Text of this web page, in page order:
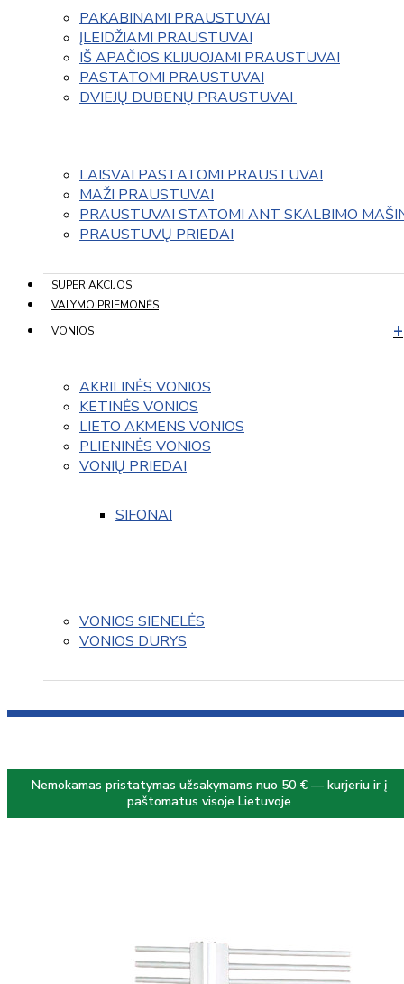
PAKABINAMI PRAUSTUVAI
ĮLEIDŽIAMI PRAUSTUVAI
IŠ APAČIOS KLIJUOJAMI PRAUSTUVAI
PASTATOMI PRAUSTUVAI
DVIEJŲ DUBENŲ PRAUSTUVAI
LAISVAI PASTATOMI PRAUSTUVAI
MAŽI PRAUSTUVAI
PRAUSTUVAI STATOMI ANT SKALBIMO
PRAUSTUVŲ PRIEDAI
SUPER AKCIJOS
VALYMO PRIEMONĖS
VONIOS
AKRILINĖS VONIOS
KETINĖS VONIOS
LIETO AKMENS VONIOS
PLIENINĖS VONIOS
VONIŲ PRIEDAI
SIFONAI
VONIOS SIENELĖS
VONIOS DURYS
Nemokamas pristatymas užsakymams nuo 50 € — kurjeriu ir į
paštomatus visoje Lietuvoje